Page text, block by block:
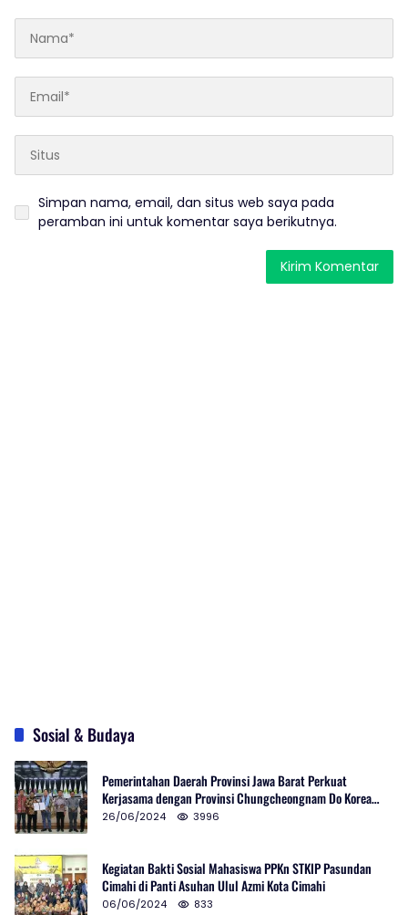
Simpan nama, email, dan situs web saya pada
peramban ini untuk komentar saya berikutnya.
Sosial & Budaya
Pemerintahan Daerah Provinsi Jawa Barat Perkuat
Kerjasama dengan Provinsi Chungcheongnam Do Korea
Selatan
26/06/2024 3996
Kegiatan Bakti Sosial Mahasiswa PPKn STKIP Pasundan
Cimahi di Panti Asuhan Ulul Azmi Kota Cimahi
06/06/2024 833